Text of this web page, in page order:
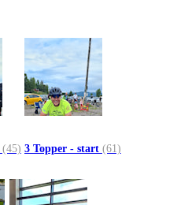
(45) 3 Topper - start (61)